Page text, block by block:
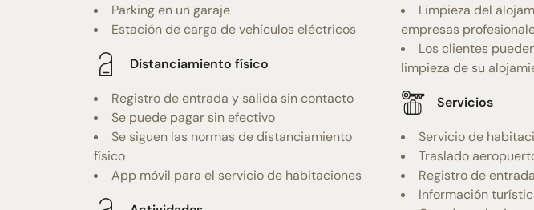
Parking en un garaje
Estación de carga de vehículos eléctricos
Distanciamiento físico
Registro de entrada y salida sin contacto
Se puede pagar sin efectivo
Se siguen las normas de distanciamiento
físico
App móvil para el servicio de habitaciones
Limpieza del
empresas
Los clientes
limpieza de su
Servicios
Servicio de
Traslado
Registro de
Información